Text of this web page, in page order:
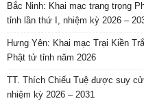
Bắc Ninh: Khai mạc trang trọng
tỉnh lần thứ I, nhiệm kỳ 2026 –
Hưng Yên: Khai mạc Trại Kiền
Phật tử tỉnh năm 2026
TT. Thích Chiếu Tuệ được suy
nhiệm kỳ 2026 – 2031